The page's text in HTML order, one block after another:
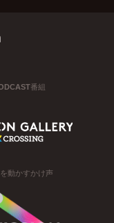
番組
動かすかけ声